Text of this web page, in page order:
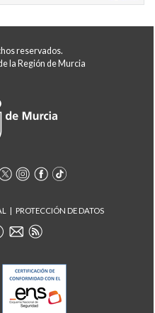
reservados.
la Región de Murcia
PROTECCIÓN DE DATOS